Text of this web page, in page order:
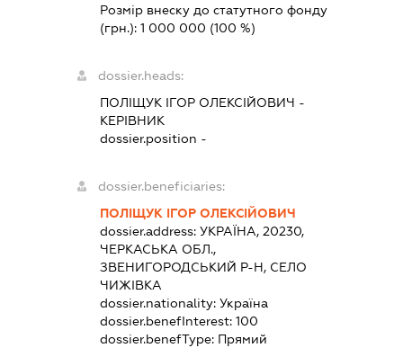
Розмір внеску до статутного фонду
(грн.): 1 000 000 (100 %)
dossier.heads:
ПОЛІЩУК ІГОР ОЛЕКСІЙОВИЧ -
КЕРІВНИК
dossier.position -
dossier.beneficiaries:
ПОЛІЩУК ІГОР ОЛЕКСІЙОВИЧ
dossier.address: УКРАЇНА, 20230,
ЧЕРКАСЬКА ОБЛ.,
ЗВЕНИГОРОДСЬКИЙ Р-Н, СЕЛО
ЧИЖІВКА
dossier.nationality: Україна
dossier.benefInterest: 100
dossier.benefType: Прямий